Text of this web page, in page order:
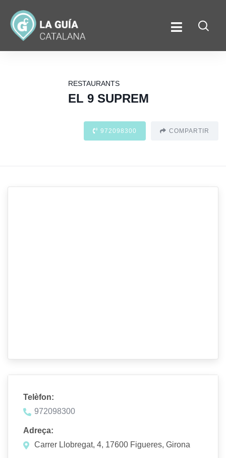
RESTAURANTS
EL 9 SUPREM
972098300 COMPARTIR
Telèfon:
972098300
Adreça:
Carrer Llobregat, 4, 17600 Figueres, Girona